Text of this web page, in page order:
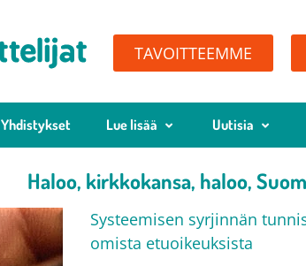
TAVOITTEEMME
Yhdistykset Lue lisää Uutisia
Haloo, kirkkokansa, haloo,
Systeemisen syrjinnän
omista etuoikeuksista